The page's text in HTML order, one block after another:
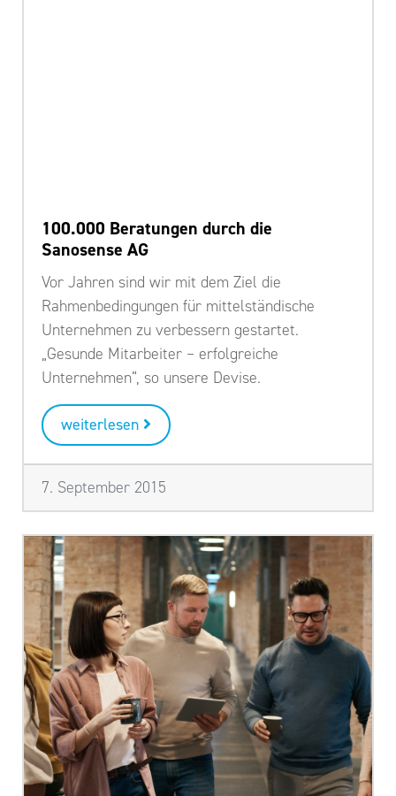
100.000 Beratungen durch die
Sanosense AG
Vor Jahren sind wir mit dem Ziel die
Rahmenbedingungen für mittelständische
Unternehmen zu verbessern gestartet.
„Gesunde Mitarbeiter – erfolgreiche
Unternehmen“, so unsere Devise.
weiterlesen
7. September 2015